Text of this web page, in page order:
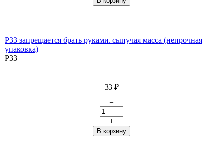
P33 запрещается брать руками. сыпучая масса (непрочная
упаковка)
P33
33 ₽
–
+